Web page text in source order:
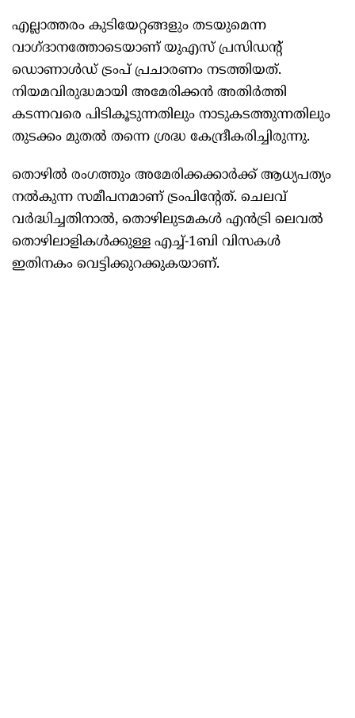
എല്ലാത്തരം കുടിയേറ്റങ്ങളും തടയുമെന്ന
വാഗ്ദാനത്തോടെയാണ് യുഎസ് പ്രസിഡന്റ്
ഡൊണാൾഡ് ട്രംപ് പ്രചാരണം നടത്തിയത്.
നിയമവിരുദ്ധമായി അമേരിക്കൻ അതിർത്തി
കടന്നവരെ പിടികൂടുന്നതിലും നാടുകടത്തുന്നതിലും
തുടക്കം മുതൽ തന്നെ ശ്രദ്ധ കേന്ദ്രീകരിച്ചിരുന്നു.
തൊഴിൽ രംഗത്തും അമേരിക്കക്കാർക്ക് ആധ്യപത്യം
നൽകുന്ന സമീപനമാണ് ട്രംപിൻ്റേത്. ചെലവ്
വർദ്ധിച്ചതിനാൽ, തൊഴിലുടമകൾ എൻട്രി ലെവൽ
തൊഴിലാളികൾക്കുള്ള എച്ച്-1ബി വിസകൾ
ഇതിനകം വെട്ടിക്കുറക്കുകയാണ്.